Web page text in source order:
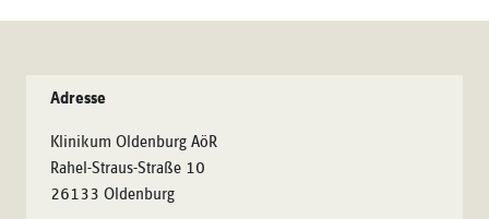
Adresse
Klinikum Oldenburg AöR
Rahel-Straus-Straße 10
26133 Oldenburg